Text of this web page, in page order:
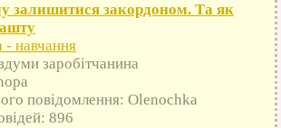
залишитися закордоном. Та як
навчання
заробітчанина
повідомлення: Olenochka
896